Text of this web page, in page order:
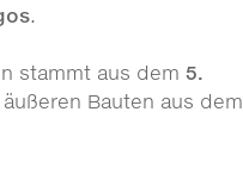
.
stammt aus dem5.
Bauten aus dem